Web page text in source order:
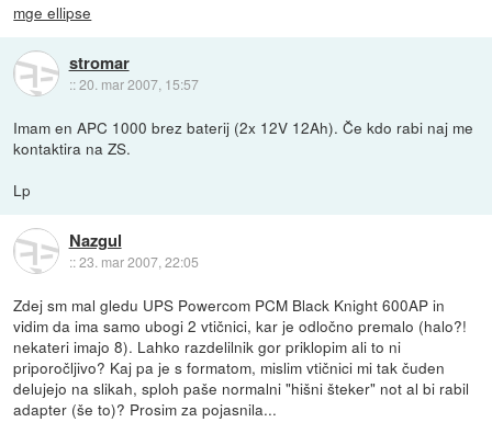
mge ellipse
stromar
::20. mar 2007, 15:57
Imam en APC 1000 brez baterij (2x 12V 12Ah). Če kdo rabi naj me
kontaktira na ZS.
Lp
Nazgul
::23. mar 2007, 22:05
Zdej sm mal gledu UPS Powercom PCM Black Knight 600AP in
vidim da ima samo ubogi 2 vtičnici, kar je odločno premalo (halo?!
nekateri imajo 8). Lahko razdelilnik gor priklopim ali to ni
priporočljivo? Kaj pa je s formatom, mislim vtičnici mi tak čuden
delujejo na slikah, sploh paše normalni "hišni šteker" not al bi rabil
adapter (še to)? Prosim za pojasnila...